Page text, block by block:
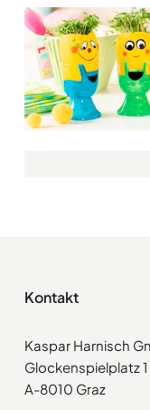
Kontakt
Kaspar Harnisch
Glockenspielplatz 1
A-8010 Graz